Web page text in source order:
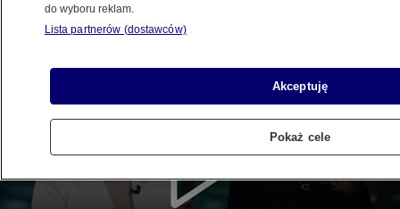
do wyboru reklam.
Lista partnerów (dostawców)
Akceptuję
Pokaż cele